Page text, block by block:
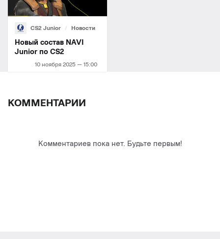
CS2 Junior Новости
10 ноября 2025 — 15:00
Новый состав NAVI
Junior по СS2
КОММЕНТАРИИ
Комментариев пока нет. Будьте первым!